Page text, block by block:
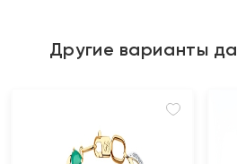
Другие варианты